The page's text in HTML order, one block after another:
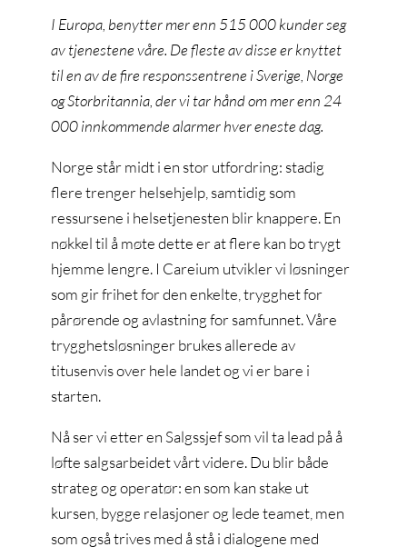
I Europa, benytter mer enn 515 000 kunder seg
av tjenestene våre. De fleste av disse er knyttet
til en av de fire responssentrene i Sverige, Norge
og Storbritannia, der vi tar hånd om mer enn 24
000 innkommende alarmer hver eneste dag.
Norge står midt i en stor utfordring: stadig
flere trenger helsehjelp, samtidig som
ressursene i helsetjenesten blir knappere. En
nøkkel til å møte dette er at flere kan bo trygt
hjemme lengre. I Careium utvikler vi løsninger
som gir frihet for den enkelte, trygghet for
pårørende og avlastning for samfunnet. Våre
trygghetsløsninger brukes allerede av
titusenvis over hele landet og vi er bare i
starten.
Nå ser vi etter en Salgssjef som vil ta lead på å
løfte salgsarbeidet vårt videre. Du blir både
strateg og operatør: en som kan stake ut
kursen, bygge relasjoner og lede teamet, men
som også trives med å stå i dialogene med